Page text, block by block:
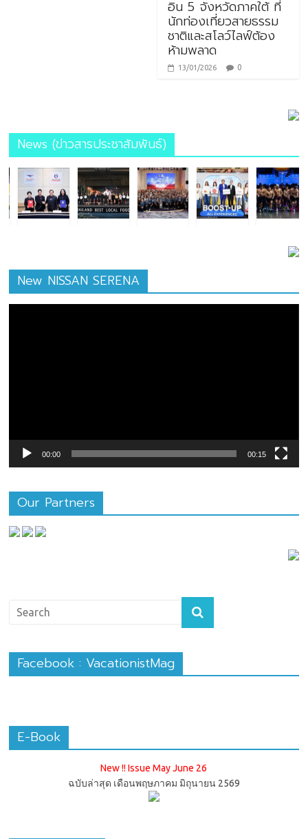
อิน 5 จังหวัดภาคใต้ ที่
นักท่องเที่ยวสายธรรม
ชาติและสโลว์ไลฟ์ต้อง
ห้ามพลาด
13/01/2026 0
News (ข่าวสารประชาสัมพันธ์)
New NISSAN SERENA
00:00 00:15
Our Partners
Facebook : VacationistMag
E-Book
New !! Issue May June 26
ฉบับล่าสุด เดือนพฤษภาคม มิถุนายน 2569